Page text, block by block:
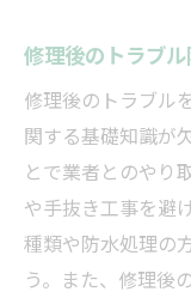
修理後のトラブ
修理後のトラブル
関する基礎知識が
とで業者とのやり
や手抜き工事を避
種類や防水処理の
う。また、修理後